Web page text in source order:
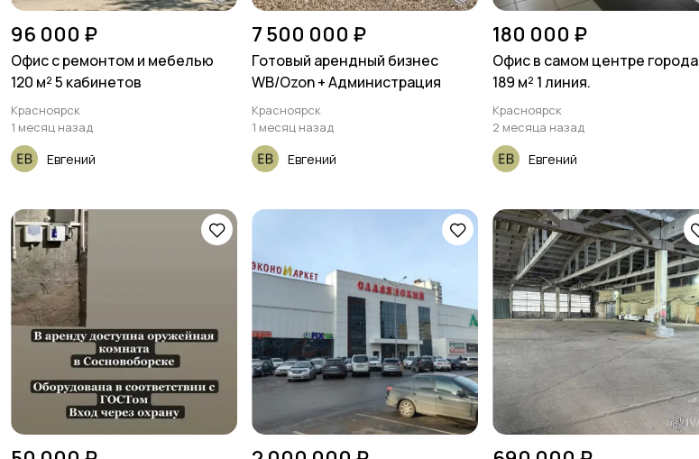
96 000 ₽
Офис с ремонтом и мебелью
120 м² 5 кабинетов
Красноярск
1 месяц назад
Евгений
7 500 000 ₽
Готовый арендный бизнес
WB/Ozon + Администрация
Красноярск
1 месяц назад
Евгений
180 000 ₽
Офис в самом центре города
189 м² 1 линия.
Красноярск
2 месяца назад
Евгений